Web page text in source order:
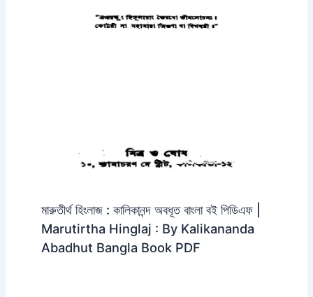
মারুতীর্থ হিংলাজ : কালিকানন্দ অবধূত বাংলা বই পিডিএফ |
Marutirtha Hinglaj : By Kalikananda
Abadhut Bangla Book PDF